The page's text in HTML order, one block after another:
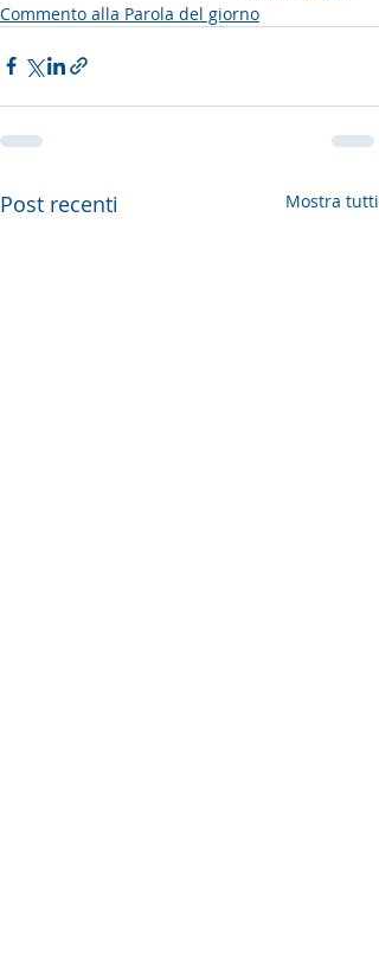
Commento alla Parola del giorno
Post recenti Mostra tutti